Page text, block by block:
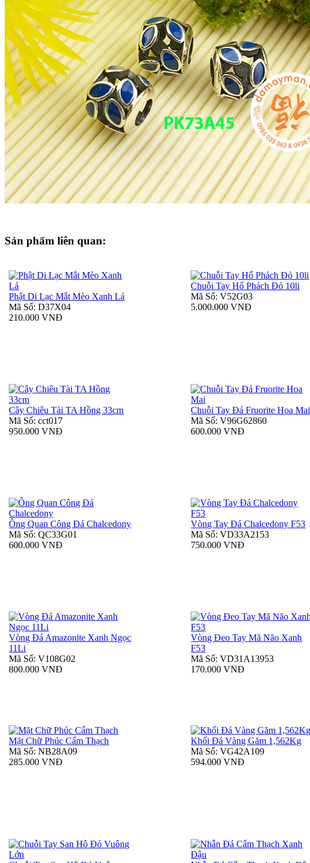
Sản phẩm liên quan:
Phật Di Lạc Mắt Mèo Xanh Lá
Mã Số: D37X04
210.000 VNĐ
Chuỗi Tay Hổ Phách Đỏ 10li
Mã Số: V52G03
5.000.000 VNĐ
Cây Chiêu Tài TA Hồng 33cm
Mã Số: cct017
950.000 VNĐ
Chuỗi Tay Đá Fruorite Hoa Mai
Mã Số: V96G62860
600.000 VNĐ
Ông Quan Công Đá Chalcedony
Mã Số: QC33G01
600.000 VNĐ
Vòng Tay Đá Chalcedony F53
Mã Số: VD33A2153
750.000 VNĐ
Vòng Đá Amazonite Xanh Ngọc
11Li
Mã Số: V108G02
800.000 VNĐ
Vòng Đeo Tay Mã Não Xanh
F53
Mã Số: VD31A13953
170.000 VNĐ
Mặt Chữ Phúc Cẩm Thạch
Mã Số: NB28A09
285.000 VNĐ
Khối Đá Vàng Găm 1,562Kg
Mã Số: VG42A109
594.000 VNĐ